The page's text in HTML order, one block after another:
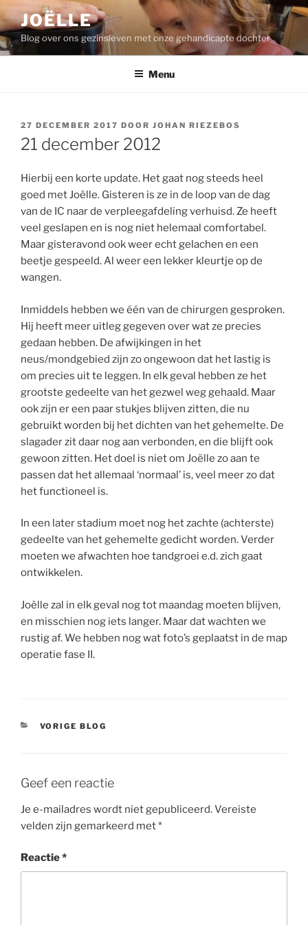
naar
de
inhoud
JOËLLE
Blog over ons gezinsleven met onze gehandicapte dochter
Menu
GEPLAATST
OP
27 DECEMBER 2017 DOOR JOHAN RIEZEBOS
21 december 2012
Hierbij een korte update. Het gaat nog steeds heel
goed met Joëlle. Gisteren is ze in de loop van de dag
van de IC naar de verpleegafdeling verhuisd. Ze heeft
veel geslapen en is nog niet helemaal comfortabel.
Maar gisteravond ook weer echt gelachen en een
beetje gespeeld. Al weer een lekker kleurtje op de
wangen.
Inmiddels hebben we één van de chirurgen gesproken.
Hij heeft meer uitleg gegeven over wat ze precies
gedaan hebben. De afwijkingen in het
neus/mondgebied zijn zo ongewoon dat het lastig is
om precies uit te leggen. In elk geval hebben ze het
grootste gedeelte van het gezwel weg gehaald. Maar
ook zijn er een paar stukjes blijven zitten, die nu
gebruikt worden bij het dichten van het gehemelte. De
slagader zit daar nog aan verbonden, en die blijft ook
gewoon zitten. Het doel is niet om Joëlle zo aan te
passen dat het allemaal ‘normaal’ is, veel meer zo dat
het functioneel is.
In een later stadium moet nog het zachte (achterste)
gedeelte van het gehemelte gedicht worden. Verder
moeten we afwachten hoe tandgroei e.d. zich gaat
ontwikkelen.
Joëlle zal in elk geval nog tot maandag moeten blijven,
en misschien nog iets langer. Maar dat wachten we
rustig af. We hebben nog wat foto’s geplaatst in de map
operatie fase II.
CATEGORIEËN
VORIGE BLOG
Geef een reactie
Je e-mailadres wordt niet gepubliceerd.Vereiste
velden zijn gemarkeerd met*
Reactie*